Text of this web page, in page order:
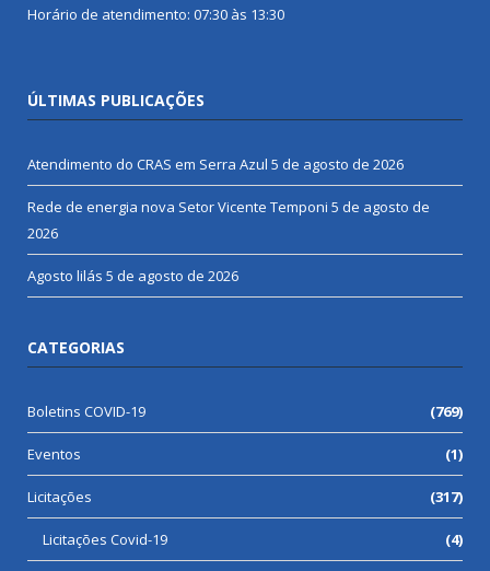
Horário de atendimento: 07:30 às 13:30
ÚLTIMAS PUBLICAÇÕES
Atendimento do CRAS em Serra Azul 5 de agosto de 2026
Rede de energia nova Setor Vicente Temponi 5 de agosto de
2026
Agosto lilás 5 de agosto de 2026
CATEGORIAS
Boletins COVID-19 (769)
Eventos (1)
Licitações (317)
Licitações Covid-19 (4)